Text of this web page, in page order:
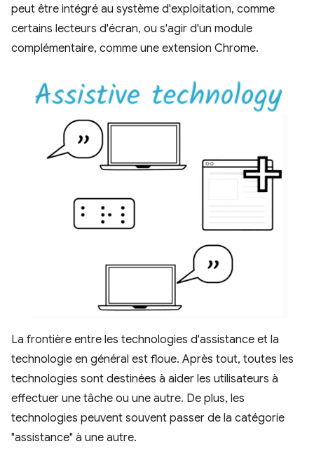
peut être intégré au système d'exploitation, comme
certains lecteurs d'écran, ou s'agir d'un module
complémentaire, comme une extension Chrome.
La frontière entre les technologies d'assistance et la
technologie en général est floue. Après tout, toutes les
technologies sont destinées à aider les utilisateurs à
effectuer une tâche ou une autre. De plus, les
technologies peuvent souvent passer de la catégorie
"assistance" à une autre.